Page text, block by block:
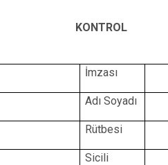
İmzası
Adı Soyadı
Rütbesi
Sicili